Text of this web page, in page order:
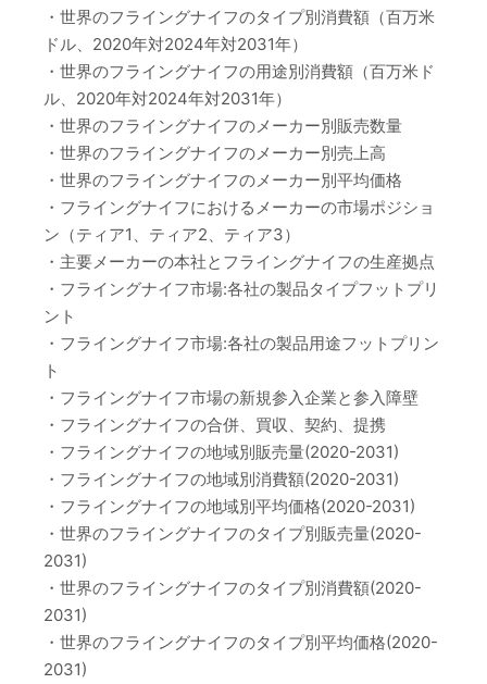
・世界のフライングナイフのタイプ別消費額（百万米
ドル、2020年対2024年対2031年）
・世界のフライングナイフの用途別消費額（百万米ド
ル、2020年対2024年対2031年）
・世界のフライングナイフのメーカー別販売数量
・世界のフライングナイフのメーカー別売上高
・世界のフライングナイフのメーカー別平均価格
・フライングナイフにおけるメーカーの市場ポジショ
ン（ティア1、ティア2、ティア3）
・主要メーカーの本社とフライングナイフの生産拠点
・フライングナイフ市場:各社の製品タイプフットプリ
ント
・フライングナイフ市場:各社の製品用途フットプリン
ト
・フライングナイフ市場の新規参入企業と参入障壁
・フライングナイフの合併、買収、契約、提携
・フライングナイフの地域別販売量(2020-2031)
・フライングナイフの地域別消費額(2020-2031)
・フライングナイフの地域別平均価格(2020-2031)
・世界のフライングナイフのタイプ別販売量(2020-
2031)
・世界のフライングナイフのタイプ別消費額(2020-
2031)
・世界のフライングナイフのタイプ別平均価格(2020-
2031)